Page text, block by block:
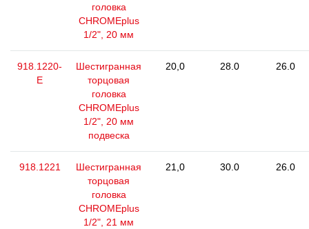
головка
CHROMEplus
1/2", 20 мм
918.1220-
E
Шестигранная
торцовая
головка
CHROMEplus
1/2", 20 мм
подвеска
20,0 28.0 26.0
918.1221
Шестигранная
торцовая
головка
CHROMEplus
1/2", 21 мм
21,0 30.0 26.0